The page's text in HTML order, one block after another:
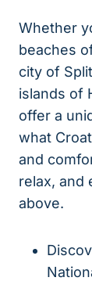
Whether
beaches
city⁢ of⁣
islands of
offer ⁣a
what
and
relax, ‍and
above.